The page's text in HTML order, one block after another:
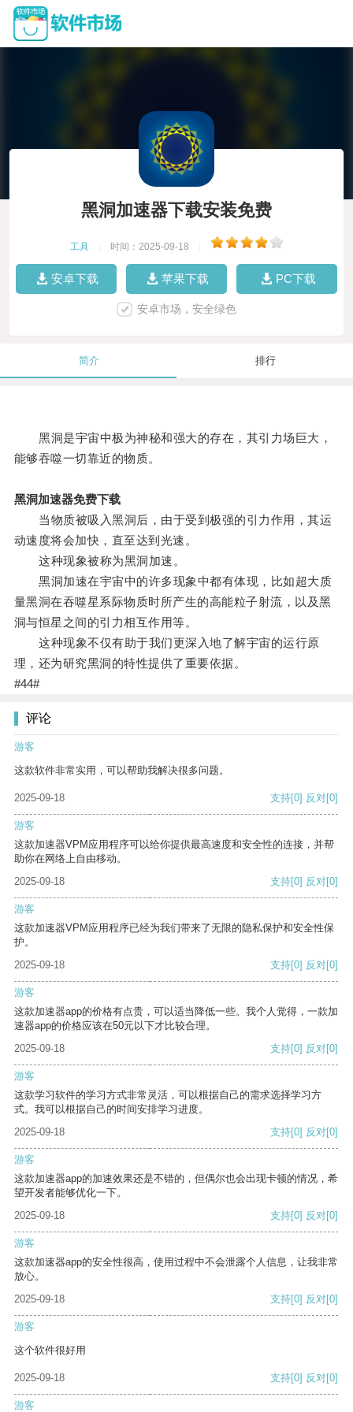
黑洞加速器下载安装免费
工具 时间：2025-09-18
安卓下载 苹果下载 PC下载
安卓市场，安全绿色
简介 排行
黑洞是宇宙中极为神秘和强大的存在，其引力场巨大，
能够吞噬一切靠近的物质。
黑洞加速器免费下载
当物质被吸入黑洞后，由于受到极强的引力作用，其运
动速度将会加快，直至达到光速。
这种现象被称为黑洞加速。
黑洞加速在宇宙中的许多现象中都有体现，比如超大质
量黑洞在吞噬星系际物质时所产生的高能粒子射流，以及黑
洞与恒星之间的引力相互作用等。
这种现象不仅有助于我们更深入地了解宇宙的运行原
理，还为研究黑洞的特性提供了重要依据。
#44#
评论
游客
这款软件非常实用，可以帮助我解决很多问题。
2025-09-18 支持[0] 反对[0]
游客
这款加速器VPM应用程序可以给你提供最高速度和安全性的连接，并帮
助你在网络上自由移动。
2025-09-18
支持[0] 反对[0]
游客
这款加速器VPM应用程序已经为我们带来了无限的隐私保护和安全性保
护。
2025-09-18
支持[0] 反对[0]
游客
这款加速器app的价格有点贵，可以适当降低一些。我个人觉得，一款加
速器app的价格应该在50元以下才比较合理。
2025-09-18
支持[0] 反对[0]
游客
这款学习软件的学习方式非常灵活，可以根据自己的需求选择学习方
式。我可以根据自己的时间安排学习进度。
2025-09-18
支持[0] 反对[0]
游客
这款加速器app的加速效果还是不错的，但偶尔也会出现卡顿的情况，希
望开发者能够优化一下。
2025-09-18
支持[0] 反对[0]
游客
这款加速器app的安全性很高，使用过程中不会泄露个人信息，让我非常
放心。
2025-09-18
支持[0] 反对[0]
游客
这个软件很好用
2025-09-18 支持[0] 反对[0]
游客